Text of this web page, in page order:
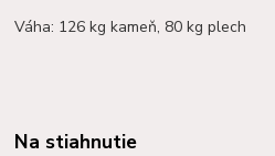
Váha: 126 kg kameň, 80 kg plech
Na stiahnutie